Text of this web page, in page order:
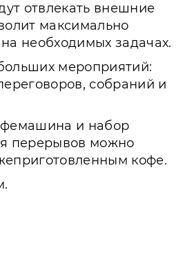
отвлекать внешние
максимально
необходимых задачах.
мероприятий:
собраний и
и набор
перерывов можно
кофе.